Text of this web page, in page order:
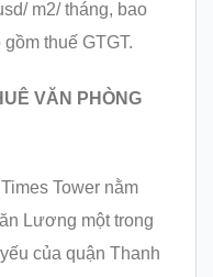
m2/ tháng, bao
thuế GTGT.
VĂN PHÒNG
Times Tower nằm
Lương một trong
của quận Thanh